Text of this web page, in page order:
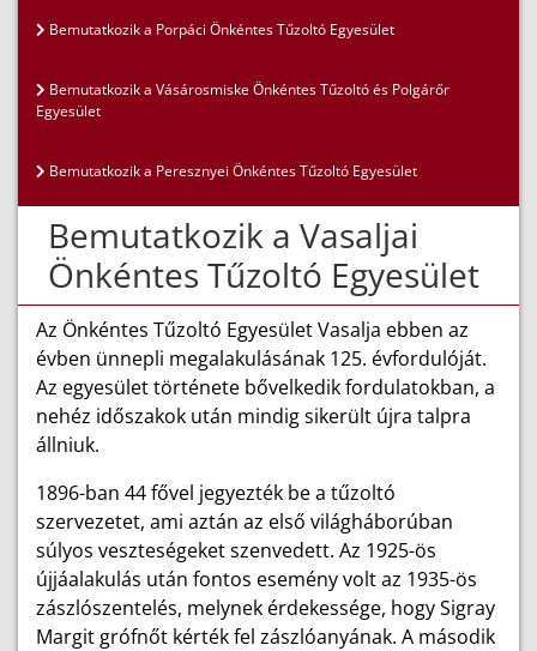
Bemutatkozik a Porpáci Önkéntes Tűzoltó Egyesület
Bemutatkozik a Vásárosmiske Önkéntes Tűzoltó és Polgárőr
Egyesület
Bemutatkozik a Peresznyei Önkéntes Tűzoltó Egyesület
Bemutatkozik a Vasaljai
Önkéntes Tűzoltó Egyesület
Az Önkéntes Tűzoltó Egyesület Vasalja ebben az
évben ünnepli megalakulásának 125. évfordulóját.
Az egyesület története bővelkedik fordulatokban, a
nehéz időszakok után mindig sikerült újra talpra
állniuk.
1896-ban 44 fővel jegyezték be a tűzoltó
szervezetet, ami aztán az első világháborúban
súlyos veszteségeket szenvedett. Az 1925-ös
újjáalakulás után fontos esemény volt az 1935-ös
zászlószentelés, melynek érdekessége, hogy Sigray
Margit grófnőt kérték fel zászlóanyának. A második